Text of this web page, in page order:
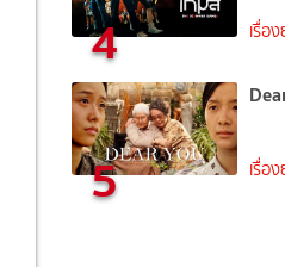
4 เรื่อ
5 เรื่อ